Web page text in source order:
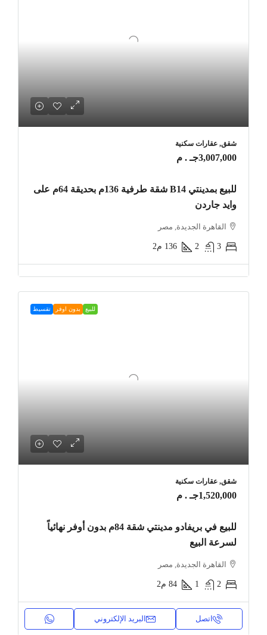
شقق, عقارات سكنية
3,007,000جـ . م
للبيع بمدينتي B14 شقة طرفية 136م بحديقة 64م على
وايد جاردن
القاهرة الجديدة, مصر
3
2
136 م2
للبيع بدون اوفر تقسيط
شقق, عقارات سكنية
1,520,000جـ . م
للبيع في بريفادو مدينتي شقة 84م بدون أوفر نهائياً
لسرعة البيع
القاهرة الجديدة, مصر
2
1
84 م2
اتصل البريد الإلكتروني